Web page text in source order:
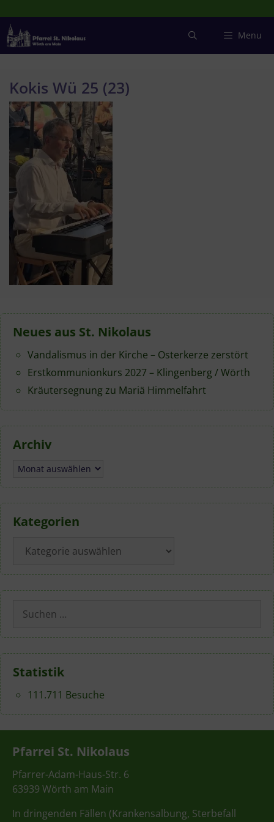
Inhalt
springen
Menu
Kokis Wü 25 (23)
Neues aus St. Nikolaus
Vandalismus in der Kirche – Osterkerze zerstört
Erstkommunionkurs 2027 – Klingenberg / Wörth
Kräutersegnung zu Mariä Himmelfahrt
Archiv
Archiv
Kategorien
Suchen
nach:
Statistik
111.711 Besuche
Pfarrei St. Nikolaus
Pfarrer-Adam-Haus-Str. 6
63939 Wörth am Main
In dringenden Fällen (Krankensalbung, Sterbefall